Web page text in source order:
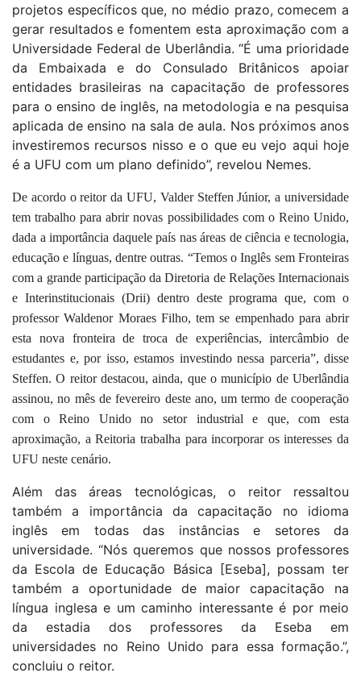
projetos específicos que, no médio prazo, comecem a
gerar resultados e fomentem esta aproximação com a
Universidade Federal de Uberlândia. “É uma prioridade
da Embaixada e do Consulado Britânicos apoiar
entidades brasileiras na capacitação de professores
para o ensino de inglês, na metodologia e na pesquisa
aplicada de ensino na sala de aula. Nos próximos anos
investiremos recursos nisso e o que eu vejo aqui hoje
é a UFU com um plano definido”, revelou Nemes.
De acordo o reitor da UFU, Valder Steffen Júnior, a universidade
tem trabalho para abrir novas possibilidades com o Reino Unido,
dada a importância daquele país nas áreas de ciência e tecnologia,
educação e línguas, dentre outras. “Temos o Inglês sem Fronteiras
com a grande participação da Diretoria de Relações Internacionais
e Interinstitucionais (Drii) dentro deste programa que, com o
professor Waldenor Moraes Filho, tem se empenhado para abrir
esta nova fronteira de troca de experiências, intercâmbio de
estudantes e, por isso, estamos investindo nessa parceria”, disse
Steffen. O reitor destacou, ainda, que o município de Uberlândia
assinou, no mês de fevereiro deste ano, um termo de cooperação
com o Reino Unido no setor industrial e que, com esta
aproximação, a Reitoria trabalha para incorporar os interesses da
UFU neste cenário.
Além das áreas tecnológicas, o reitor ressaltou
também a importância da capacitação no idioma
inglês em todas das instâncias e setores da
universidade. “Nós queremos que nossos professores
da Escola de Educação Básica [Eseba], possam ter
também a oportunidade de maior capacitação na
língua inglesa e um caminho interessante é por meio
da estadia dos professores da Eseba em
universidades no Reino Unido para essa formação.”,
concluiu o reitor.